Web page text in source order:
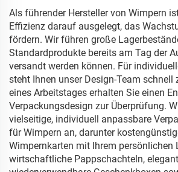
Als führender Hersteller von Wimpern
Effizienz darauf ausgelegt, das
fördern. Wir führen große
Standardprodukte bereits am Tag der
versandt werden können. Für
steht Ihnen unser Design-Team schnell
eines Arbeitstages erhalten Sie einen
Verpackungsdesign zur Überprüfung.
vielseitige, individuell anpassbare
für Wimpern an, darunter
Wimpernkarten mit Ihrem persönlichen
wirtschaftliche Pappschachteln,